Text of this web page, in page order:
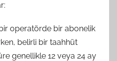
operatörde bir abonelik
belirli bir taahhüt
genellikle 12 veya 24 ay